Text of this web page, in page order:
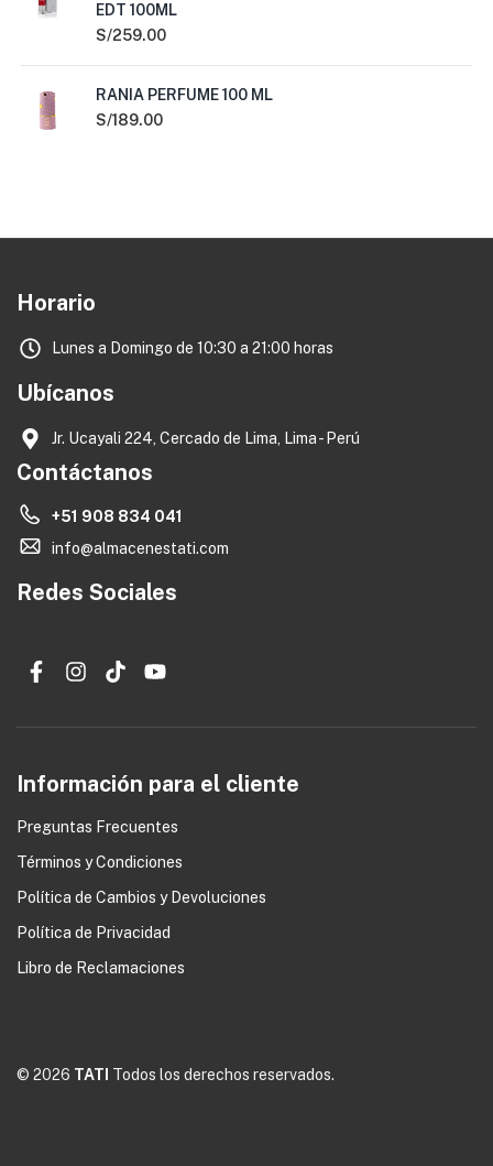
EDT 100ML
S/259.00
RANIA PERFUME 100 ML
S/189.00
Horario
Lunes a Domingo de 10:30 a 21:00 horas
Ubícanos
Jr. Ucayali 224, Cercado de Lima, Lima - Perú
Contáctanos
+51 908 834 041
info@almacenestati.com
Redes Sociales
Información para el cliente
Preguntas Frecuentes
Términos y Condiciones
Política de Cambios y Devoluciones
Política de Privacidad
Libro de Reclamaciones
© 2026 TATI Todos los derechos reservados.